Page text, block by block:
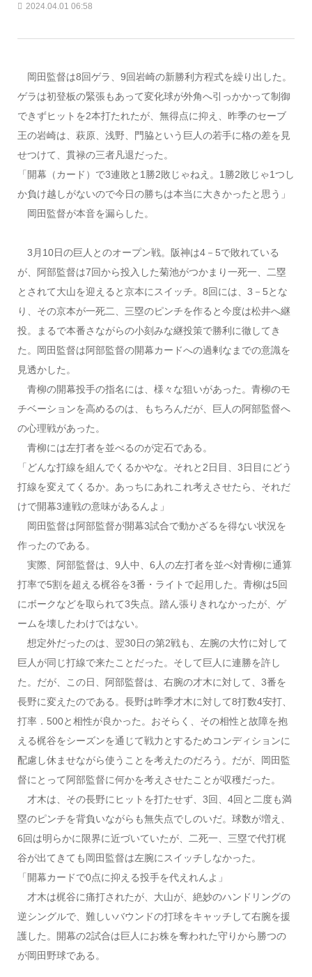
2024.04.01 06:58
岡田監督は8回ゲラ、9回岩崎の新勝利方程式を繰り出した。
ゲラは初登板の緊張もあって変化球が外角へ引っかかって制御
できずヒットを2本打たれたが、無得点に抑え、昨季のセーブ
王の岩崎は、萩原、浅野、門脇という巨人の若手に格の差を見
せつけて、貫禄の三者凡退だった。
「開幕（カード）で3連敗と1勝2敗じゃねえ。1勝2敗じゃ1つし
か負け越しがないので今日の勝ちは本当に大きかったと思う」
岡田監督が本音を漏らした。
3月10日の巨人とのオープン戦。阪神は4－5で敗れている
が、阿部監督は7回から投入した菊池がつかまり一死一、二塁
とされて大山を迎えると京本にスイッチ。8回には、3－5とな
り、その京本が一死二、三塁のピンチを作ると今度は松井へ継
投。まるで本番さながらの小刻みな継投策で勝利に徹してき
た。岡田監督は阿部監督の開幕カードへの過剰なまでの意識を
見透かした。
青柳の開幕投手の指名には、様々な狙いがあった。青柳のモ
チベーションを高めるのは、もちろんだが、巨人の阿部監督へ
の心理戦があった。
青柳には左打者を並べるのが定石である。
「どんな打線を組んでくるかやな。それと2日目、3日目にどう
打線を変えてくるか。あっちにあれこれ考えさせたら、それだ
けで開幕3連戦の意味があるんよ」
岡田監督は阿部監督が開幕3試合で動かざるを得ない状況を
作ったのである。
実際、阿部監督は、9人中、6人の左打者を並べ対青柳に通算
打率で5割を超える梶谷を3番・ライトで起用した。青柳は5回
にボークなどを取られて3失点。踏ん張りきれなかったが、ゲ
ームを壊したわけではない。
想定外だったのは、翌30日の第2戦も、左腕の大竹に対して
巨人が同じ打線で来たことだった。そして巨人に連勝を許し
た。だが、この日、阿部監督は、右腕の才木に対して、3番を
長野に変えたのである。長野は昨季才木に対して8打数4安打、
打率．500と相性が良かった。おそらく、その相性と故障を抱
える梶谷をシーズンを通じて戦力とするためコンディションに
配慮し休ませながら使うことを考えたのだろう。だが、岡田監
督にとって阿部監督に何かを考えさせたことが収穫だった。
才木は、その長野にヒットを打たせず、3回、4回と二度も満
塁のピンチを背負いながらも無失点でしのいだ。球数が増え、
6回は明らかに限界に近づいていたが、二死一、三塁で代打梶
谷が出てきても岡田監督は左腕にスイッチしなかった。
「開幕カードで0点に抑える投手を代えれんよ」
才木は梶谷に痛打されたが、大山が、絶妙のハンドリングの
逆シングルで、難しいバウンドの打球をキャッチして右腕を援
護した。開幕の2試合は巨人にお株を奪われた守りから勝つの
が岡田野球である。